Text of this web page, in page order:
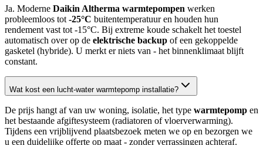
Ja. Moderne Daikin Altherma warmtepompen werken
probleemloos tot -25°C buitentemperatuur en houden hun
rendement vast tot -15°C. Bij extreme koude schakelt het toestel
automatisch over op de elektrische backup of een gekoppelde
gasketel (hybride). U merkt er niets van - het binnenklimaat blijft
constant.
Wat kost een lucht-water warmtepomp installatie?
De prijs hangt af van uw woning, isolatie, het type warmtepomp en
het bestaande afgiftesysteem (radiatoren of vloerverwarming).
Tijdens een vrijblijvend plaatsbezoek meten we op en bezorgen we
u een duidelijke offerte op maat - zonder verrassingen achteraf.